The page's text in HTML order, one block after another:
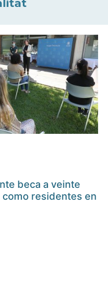
beca a veinte
residentes en